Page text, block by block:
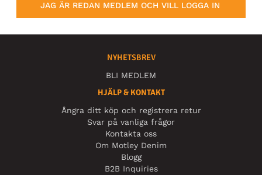
JAG ÄR REDAN MEDLEM OCH VILL LOGGA IN
NYHETSBREV
BLI MEDLEM
HJÄLP & KONTAKT
Ångra ditt köp och registrera retur
Svar på vanliga frågor
Kontakta oss
Om Motley Denim
Blogg
B2B Inquiries